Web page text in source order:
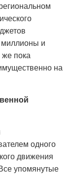
и
пока
на
одного
движения
упомянутые